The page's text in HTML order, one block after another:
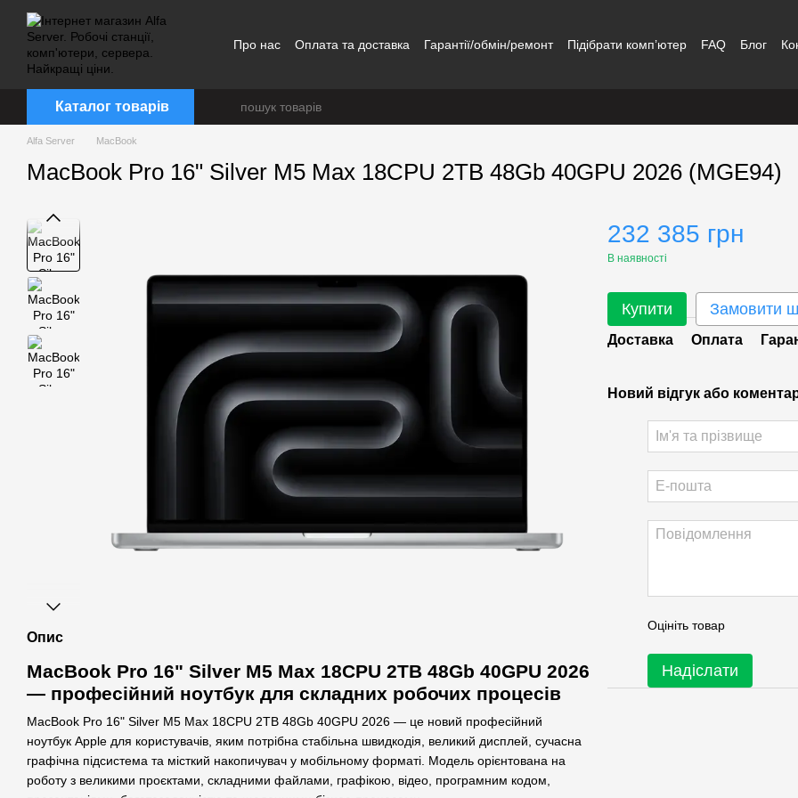
Перейти до основного контенту
Про нас Оплата та доставка Гарантії/обмін/ремонт Підібрати комп’ютер FAQ Блог
Каталог товарів
Alfa Server MacBook
MacBook Pro 16" Silver M5 Max 18CPU 2TB 48Gb 40GPU 2026 (MGE94)
Опис
MacBook Pro 16" Silver M5 Max 18CPU 2TB 48Gb 40GPU 2026
— професійний ноутбук для складних робочих процесів
MacBook Pro 16" Silver M5 Max 18CPU 2TB 48Gb 40GPU 2026 — це новий професійний
ноутбук Apple для користувачів, яким потрібна стабільна швидкодія, великий дисплей, сучасна
графічна підсистема та місткий накопичувач у мобільному форматі. Модель орієнтована на
роботу з великими проєктами, складними файлами, графікою, відео, програмним кодом,
232 385 грн
В наявності
Купити Замовити
Доставка Оплата
Новий відгук або
Оцініть товар
Надіслати